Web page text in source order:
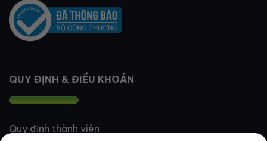
QUY ĐỊNH & ĐIỀU KHOẢN
Quy định thành viên